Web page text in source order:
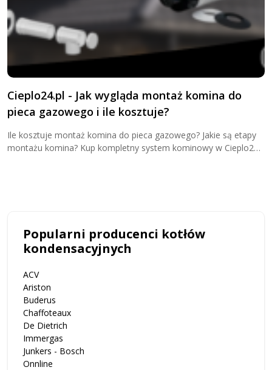
Cieplo24.pl - Jak wygląda montaż komina do
pieca gazowego i ile kosztuje?
Ile kosztuje montaż komina do pieca gazowego? Jakie są etapy
montażu komina? Kup kompletny system kominowy w Cieplo24
Popularni producenci kotłów
kondensacyjnych
ACV
Ariston
Buderus
Chaffoteaux
De Dietrich
Immergas
Junkers - Bosch
Onnline